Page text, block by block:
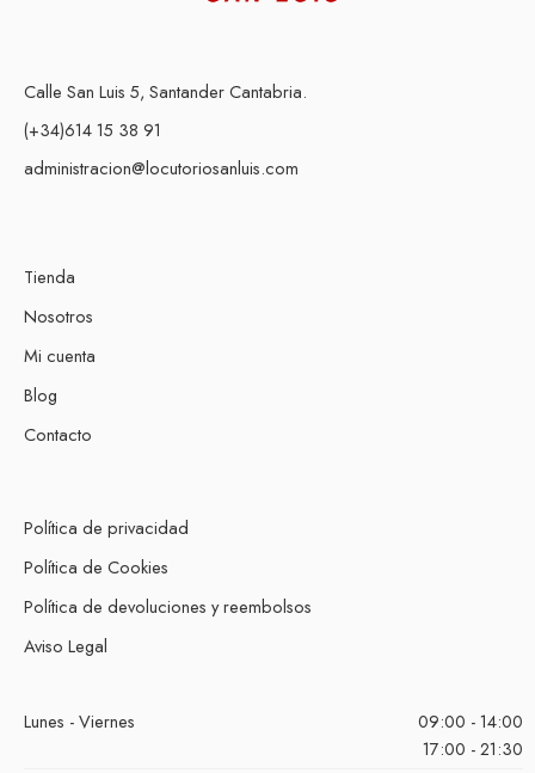
Calle San Luis 5, Santander Cantabria.
(+34)614 15 38 91
administracion@locutoriosanluis.com
Tienda
Nosotros
Mi cuenta
Blog
Contacto
Política de privacidad
Política de Cookies
Política de devoluciones y reembolsos
Aviso Legal
Lunes - Viernes
09:00 - 14:00
17:00 - 21:30